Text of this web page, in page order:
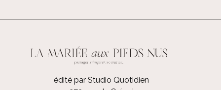
édité par Studio Quotidien